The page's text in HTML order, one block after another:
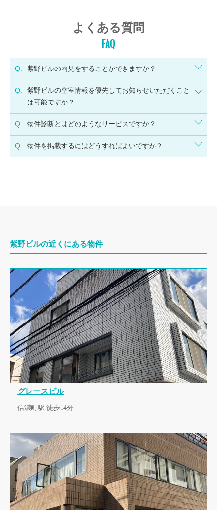
よくある質問
FAQ
Q. 紫野ビルの内見をすることができますか？
Q.
紫野ビルの空室情報を優先してお知らせいただくこと
は可能ですか？
Q. 物件診断とはどのようなサービスですか？
Q. 物件を掲載するにはどうすればよいですか？
紫野ビルの近くにある物件
グレースビル
信濃町駅 徒歩14分